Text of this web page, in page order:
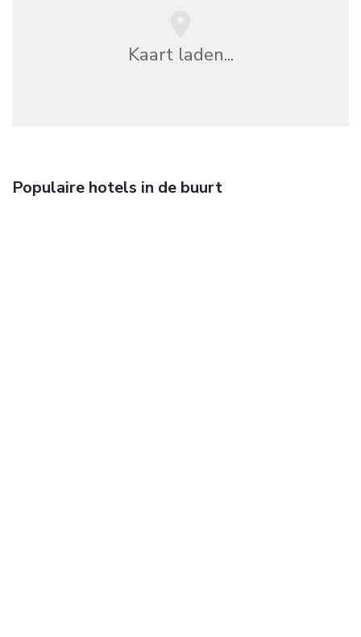
Kaart laden...
Populaire hotels in de buurt